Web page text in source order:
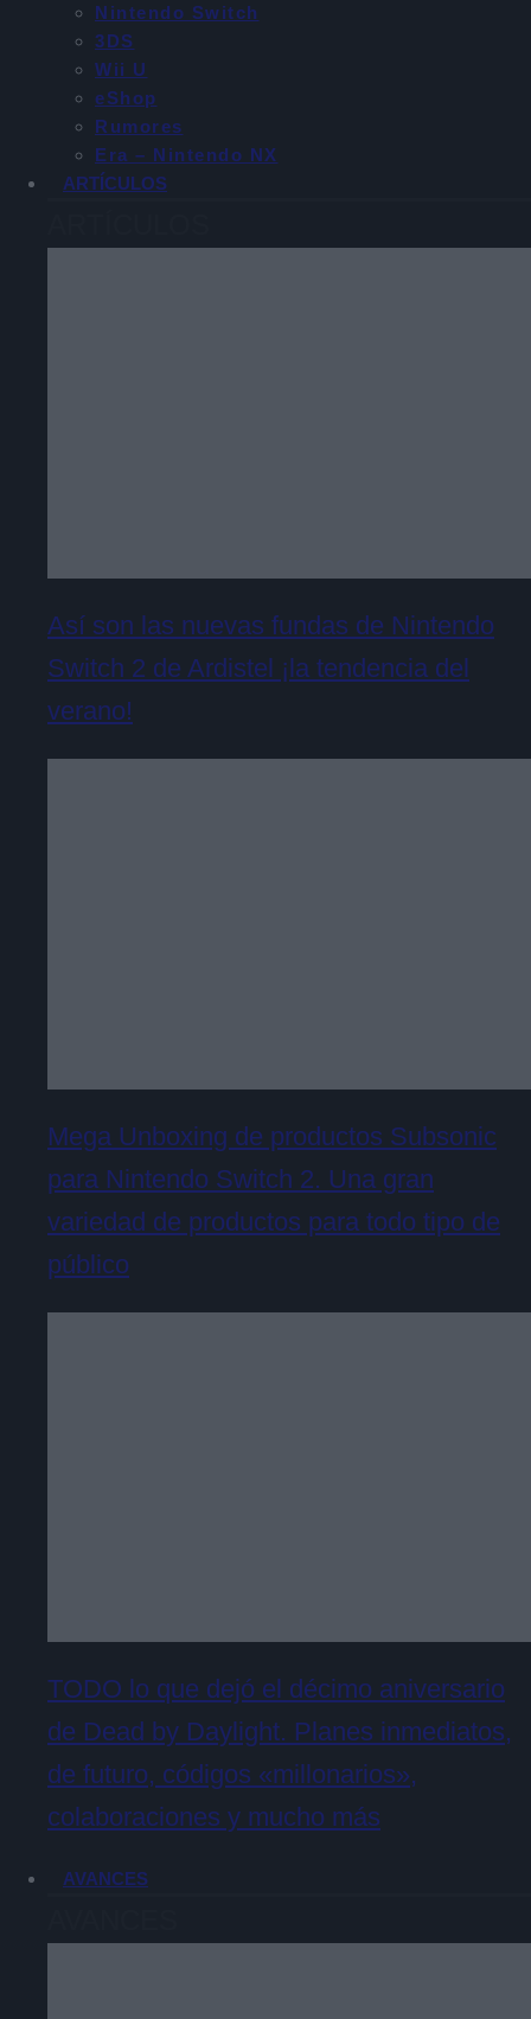
Nintendo Switch
3DS
Wii U
eShop
Rumores
Era – Nintendo NX
ARTÍCULOS
Así son las nuevas fundas de Nintendo
Switch 2 de Ardistel ¡la tendencia del
verano!
Mega Unboxing de productos Subsonic
para Nintendo Switch 2. Una gran
variedad de productos para todo tipo de
público
TODO lo que dejó el décimo aniversario
de Dead by Daylight. Planes inmediatos,
de futuro, códigos «millonarios»,
colaboraciones y mucho más
AVANCES